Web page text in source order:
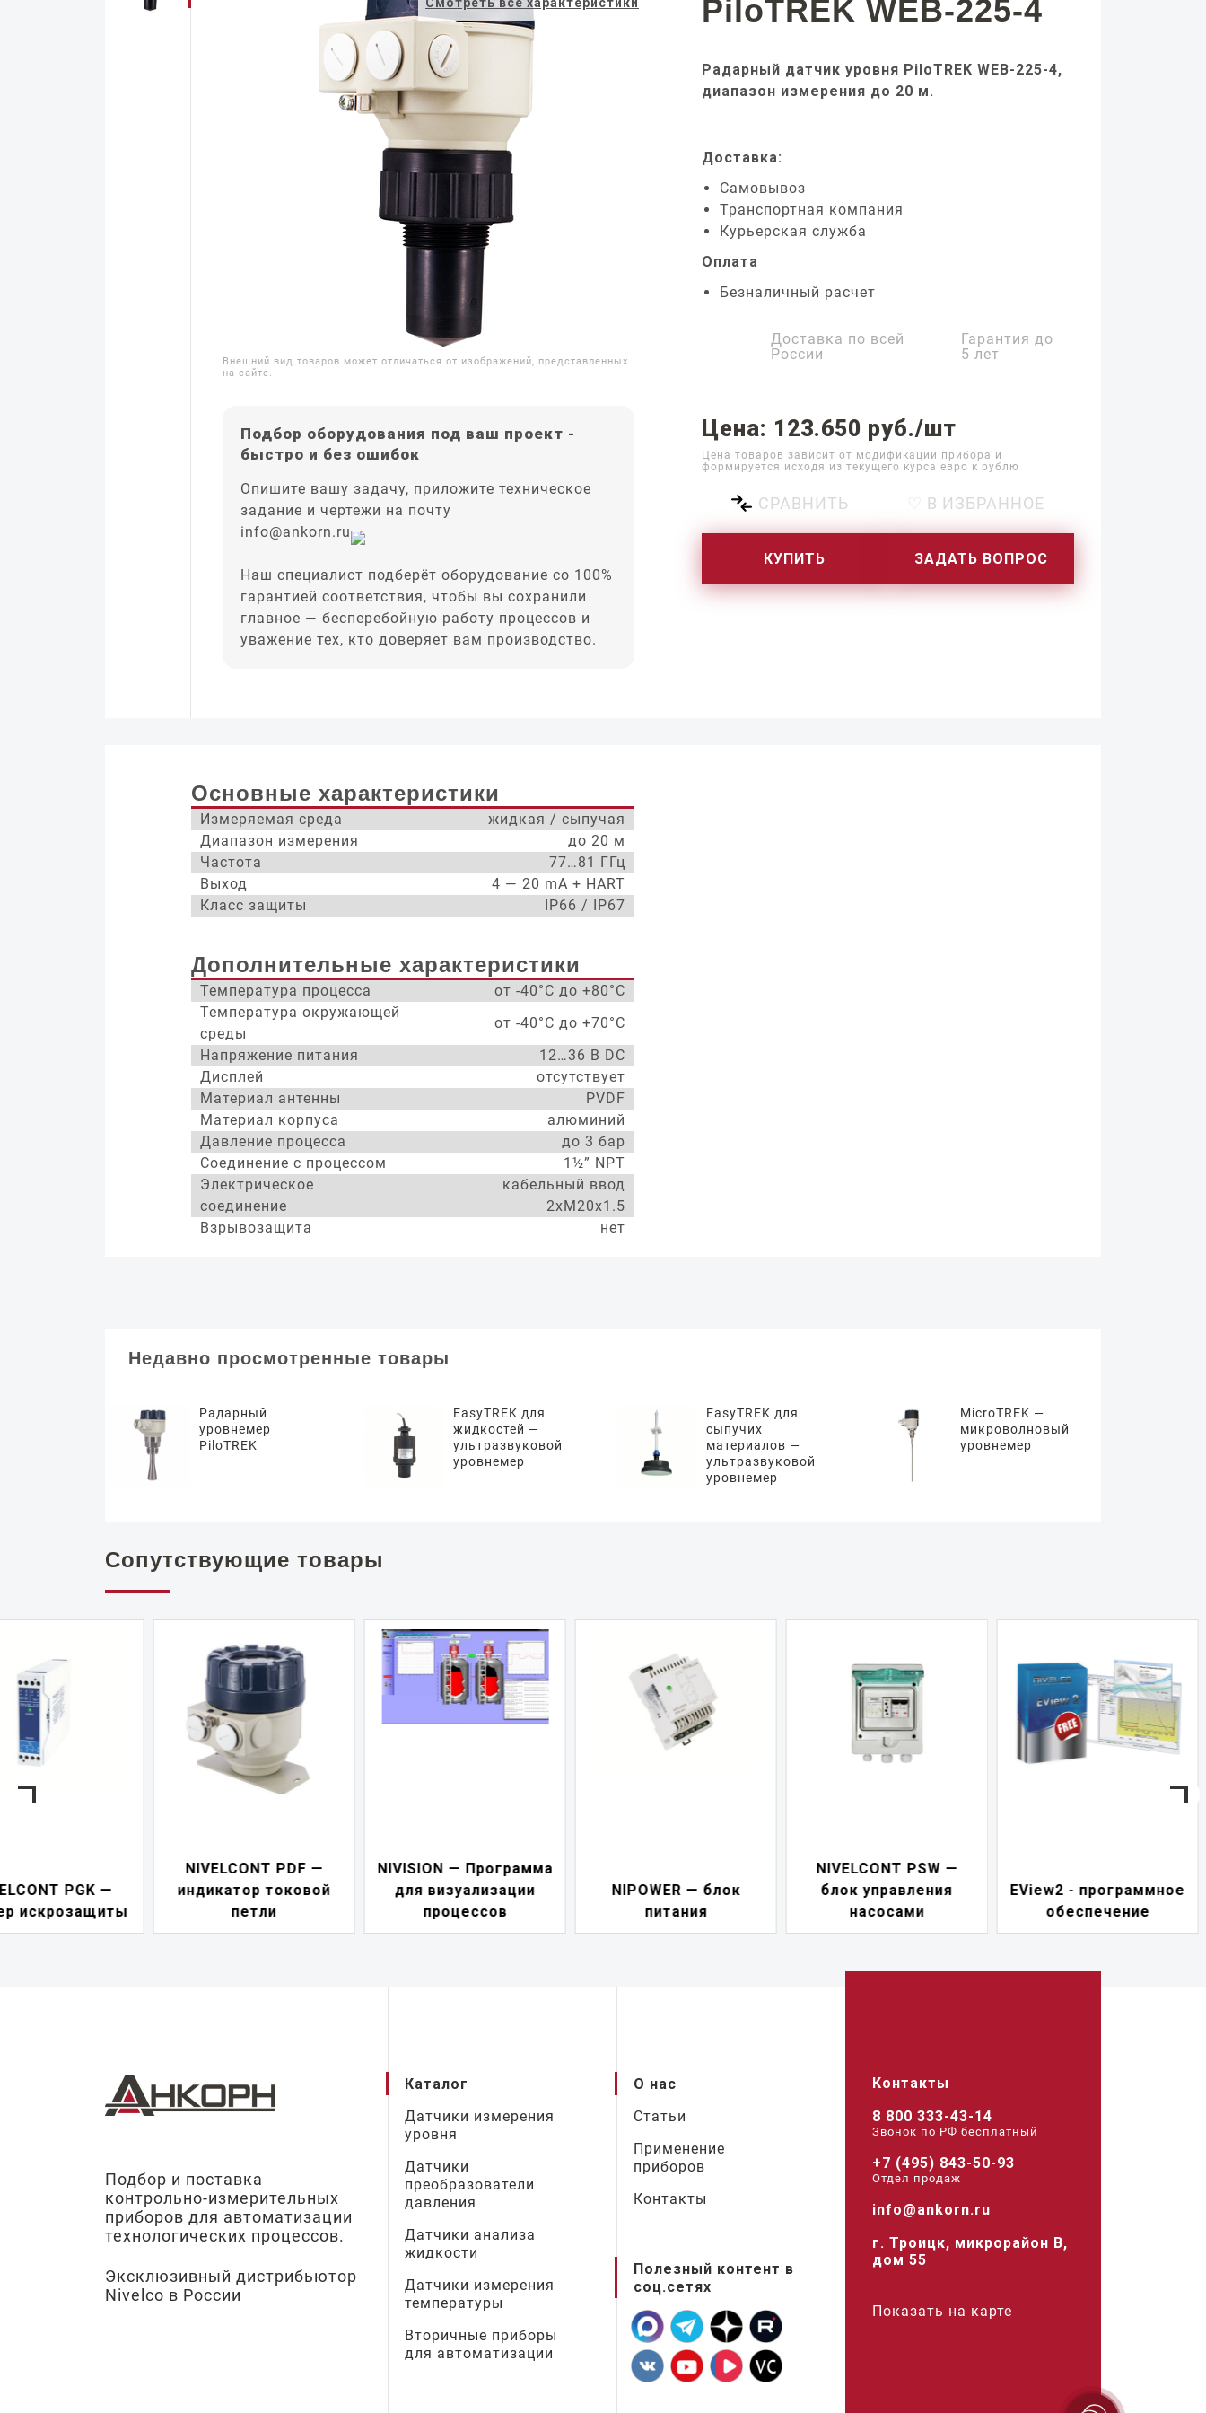
Внешний вид товаров может отличаться от изображений, представленных
на сайте.
Подбор оборудования под ваш проект -
быстро и без ошибок
Опишите вашу задачу, приложите техническое
задание и чертежи на почту
info@ankorn.ru
Наш специалист подберёт оборудование со 100%
гарантией соответствия, чтобы вы сохранили
главное — бесперебойную работу процессов и
уважение тех, кто доверяет вам производство.
PiloTREK WEB-225-4
Радарный датчик уровня PiloTREK WEB-225-4,
диапазон измерения до 20 м.
Доставка:
Самовывоз
Транспортная компания
Курьерская служба
Оплата
Безналичный расчет
Доставка по всей
России
Гарантия до
5 лет
Цена: 123.650 руб./шт
Цена товаров зависит от модификации прибора и
формируется исходя из текущего курса евро к рублю
СРАВНИТЬ ♡ В ИЗБРАННОЕ
КУПИТЬ ЗАДАТЬ ВОПРОС
Основные характеристики
Измеряемая среда
жидкая / сыпучая
Диапазон измерения
до 20 м
Частота
77…81 ГГц
Выход
4 — 20 mA + HART
Класс защиты
IP66 / IP67
Дополнительные характеристики
Температура процесса
от -40°С до +80°С
Температура окружающей
среды
от -40°С до +70°С
Напряжение питания
12…36 В DC
Дисплей
отсутствует
Материал антенны
PVDF
Материал корпуса
алюминий
Давление процесса
до 3 бар
Соединение с процессом
1½” NPT
Электрическое
соединение
кабельный ввод
2xM20x1.5
Взрывозащита
нет
Недавно просмотренные товары
Радарный
уровнемер
PiloTREK
EasyTREK для
жидкостей —
ультразвуковой
уровнемер
EasyTREK для
сыпучих
материалов —
ультразвуковой
уровнемер
MicroTREK —
микроволновый
уровнемер
Сопутствующие товары
индикатор токовой
петли
NIVISION — Программа
для визуализации
процессов
NIPOWER — блок
питания
блок управления
насосами
EView2 - программное
обеспечение
модуль HART-
Подбор и поставка
контрольно-измерительных
приборов для автоматизации
технологических процессов.
Эксклюзивный дистрибьютор
Nivelco в России
Каталог
Датчики измерения
уровня
Датчики
преобразователи
давления
Датчики анализа
жидкости
Датчики измерения
температуры
Вторичные приборы
для автоматизации
О нас
Статьи
Применение
приборов
Контакты
Полезный контент в
соц.сетях
Контакты
8 800 333-43-14
Звонок по РФ беcплатный
+7 (495) 843-50-93
Отдел продаж
info@ankorn.ru
г. Троицк, микрорайон В,
дом 55
Показать на карте